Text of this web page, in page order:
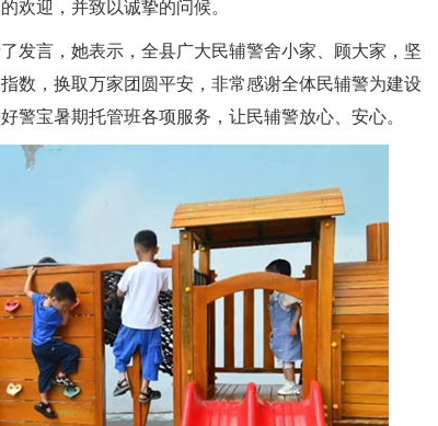
欢迎，并致以诚挚的问候。
发言，她表示，全县广大民辅警舍小家、顾大家，坚
数，换取万家团圆平安，非常感谢全体民辅警为建设
警宝暑期托管班各项服务，让民辅警放心、安心。